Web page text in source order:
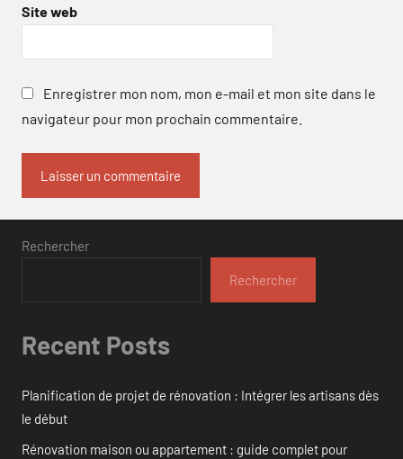
Site web
Enregistrer mon nom, mon e-mail et mon site dans le
navigateur pour mon prochain commentaire.
Rechercher
Rechercher
Recent Posts
Planification de projet de rénovation : Intégrer les artisans dès
le début
Rénovation maison ou appartement : guide complet pour